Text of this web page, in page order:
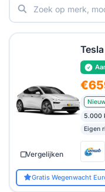
gemakkelijk duidelijk
5.000
Eigen
Vergelijken
Gratis Wegenwacht